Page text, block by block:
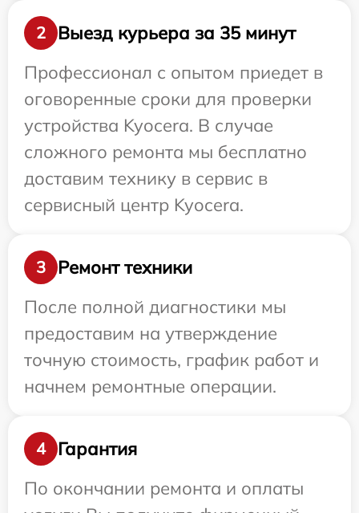
2
Выезд курьера за 35 минут
Профессионал с опытом приедет в
оговоренные сроки для проверки
устройства Kyocera. В случае
сложного ремонта мы бесплатно
доставим технику в сервис в
сервисный центр Kyocera.
3
Ремонт техники
После полной диагностики мы
предоставим на утверждение
точную стоимость, график работ и
начнем ремонтные операции.
4
Гарантия
По окончании ремонта и оплаты